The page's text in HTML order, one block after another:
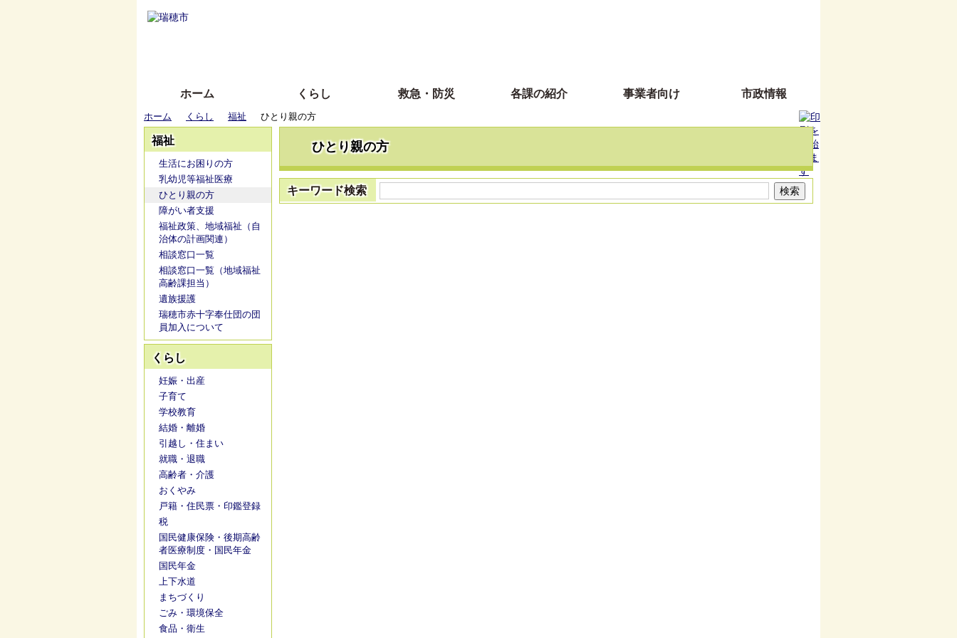
ホーム くらし 救急・防災 各課の紹介 事業者向け 市政情報
ホーム くらし 福祉 ひとり親の方
福祉
生活にお困りの方
乳幼児等福祉医療
ひとり親の方
障がい者支援
福祉政策、地域福祉（自
治体の計画関連）
相談窓口一覧
相談窓口一覧（地域福祉
高齢課担当）
遺族援護
瑞穂市赤十字奉仕団の団
員加入について
くらし
妊娠・出産
子育て
学校教育
結婚・離婚
引越し・住まい
就職・退職
高齢者・介護
おくやみ
戸籍・住民票・印鑑登録
税
国民健康保険・後期高齢
者医療制度・国民年金
国民年金
上下水道
まちづくり
ごみ・環境保全
食品・衛生
ひとり親の方
キーワード検索